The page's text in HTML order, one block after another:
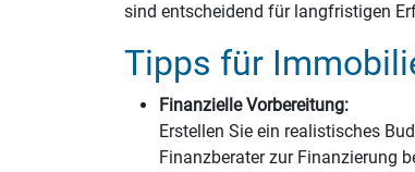
sind entscheidend für langfristigen
Tipps für
Finanzielle Vorbereitung:
Erstellen Sie ein realistisches
Finanzberater zur Finanzierung